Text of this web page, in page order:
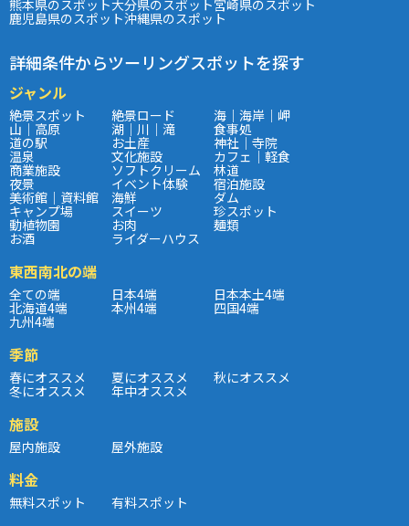
熊本県のスポット大分県のスポット宮崎県のスポット
鹿児島県のスポット沖縄県のスポット
詳細条件からツーリングスポットを探す
ジャンル
絶景スポット 絶景ロード 海｜海岸｜岬
山｜高原 湖｜川｜滝 食事処
道の駅 お土産 神社｜寺院
温泉 文化施設 カフェ｜軽食
商業施設 ソフトクリーム 林道
夜景 イベント体験 宿泊施設
美術館｜資料館 海鮮 ダム
キャンプ場 スイーツ 珍スポット
動植物園 お肉 麺類
お酒 ライダーハウス
東西南北の端
全ての端 日本4端 日本本土4端
北海道4端 本州4端 四国4端
九州4端
季節
春にオススメ 夏にオススメ 秋にオススメ
冬にオススメ 年中オススメ
施設
屋内施設 屋外施設
料金
無料スポット 有料スポット